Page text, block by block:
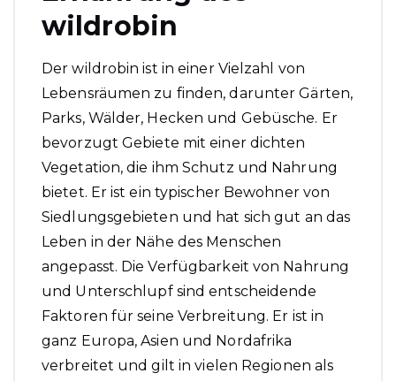
wildrobin
Der wildrobin ist in einer Vielzahl von
Lebensräumen zu finden, darunter Gärten,
Parks, Wälder, Hecken und Gebüsche. Er
bevorzugt Gebiete mit einer dichten
Vegetation, die ihm Schutz und Nahrung
bietet. Er ist ein typischer Bewohner von
Siedlungsgebieten und hat sich gut an das
Leben in der Nähe des Menschen
angepasst. Die Verfügbarkeit von Nahrung
und Unterschlupf sind entscheidende
Faktoren für seine Verbreitung. Er ist in
ganz Europa, Asien und Nordafrika
verbreitet und gilt in vielen Regionen als